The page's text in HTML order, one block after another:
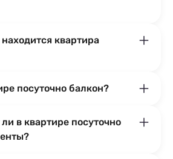
квартира
посуточно балкон?
в квартире посуточно